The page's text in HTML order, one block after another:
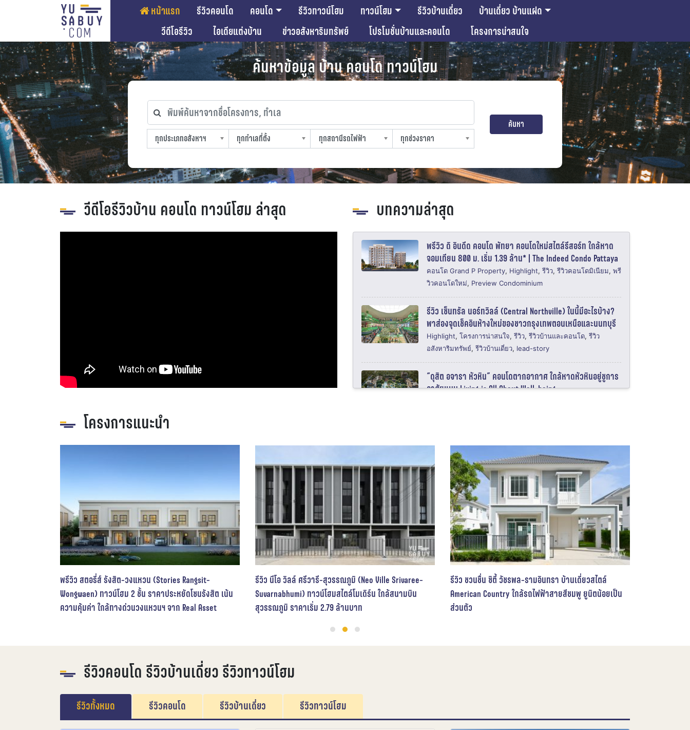
หน้าแรก รีวิวคอนโด คอนโด รีวิวทาวน์โฮม ทาวน์โฮม รีวิวบ้านเดี่ยว
บ้านเดี่ยว บ้านแฝด
วีดีโอรีวิว
ไอเดียแต่งบ้าน ข่าวอสังหาริมทรัพย์ โปรโมชั่นบ้านและคอนโด โครงการน่าสนใจ
ค้นหาข้อมูล บ้าน คอนโด ทาวน์โฮม
พิมพ์ค้นหาจากชื่อโครงการ, ทำเล
ทุกประเภทอสังหาฯ
ทุกประเภทอสังหาฯ
ทุกทำเลที่ตั้ง
ทุกทำเลที่ตั้ง
ทุกสถานีรถไฟฟ้า
ทุกสถานีรถไฟฟ้า
ทุกช่วงราคา
ทุกช่วงราคา
ค้นหา
วีดีโอรีวิวบ้าน คอนโด ทาวน์โฮม ล่าสุด บทความล่าสุด
พรีวิว ดิ อินดีด คอนโด พัทยา คอนโดใหม่สไตล์รีสอร์ท ใกล้หาด
จอมเทียน 800 ม. เริ่ม 1.39 ล้าน* | The Indeed Condo Pattaya
คอนโด Grand P Property, Highlight, รีวิว, รีวิวคอนโดมิเนียม, พรี
วิวคอนโดใหม่, Preview Condominium
รีวิว เซ็นทรัล นอร์ทวิลล์ (Central Northville) ในนี้มีอะไรบ้าง?
พาส่องจุดเช็คอินห้างใหม่ของชาวกรุงเทพตอนเหนือและนนทบุรี
Highlight, โครงการน่าสนใจ, รีวิว, รีวิวบ้านและคอนโด, รีวิว
อสังหาริมทรัพย์, รีวิวบ้านเดี่ยว, lead-story
“ดุสิต อจารา หัวหิน” คอนโดตากอากาศ ใกล้หาดหัวหินอยู่ชูการ
อาศัยแบบ Living is All About Well-being
สามย่าน ประมาณ 15 นาที* เริ่ม 1.75 ล้าน* | The President
Sathorn-Phetkasem
Highlight,รีวิว,รีวิวบ้านและคอนโด,รีวิวคอนโดมิเนียม ,Review
Condominium
พรีวิว เวย์ ชินเขต คอนโดพร้อมอยู่ใหม่จากแสนสิริ แต่งครบ ใกล้
The mall Lifestore งามวงศ์วาน ในงบ 1.59 ล้าน* | VAY
Chinnakhet
Highlight,รีวิว,พรีวิวคอนโดใหม่,Preview Condominium,คอน
โครงการแนะนำ
รีวิว นีโอ วิลล์ ศรีวารี-สุวรรณภูมิ (Neo Ville Srivaree-
Suvarnabhumi) ทาวน์โฮมสไตล์โมเดิร์น ใกล้สนามบิน
สุวรรณภูมิ ราคาเริ่ม 2.79 ล้านบาท
รีวิว ชวนชื่น ซิตี้ วัชรพล-รามอินทรา บ้านเดี่ยวสไตล์
American Country ใกล้รถไฟฟ้าสายสีชมพู ยูนิตน้อยเป็น
ส่วนตัว
รีวิว Bless Residence Ekkamai (เบลส เรสสิเดนซ์ เอกมัย)
คอนโด Low rise พร้อมอยู่ ในซอยเอกมัย 22 ใกล้โรงเรียน
นานาชาติ
รีวิวคอนโด รีวิวบ้านเดี่ยว รีวิวทาวน์โฮม
รีวิวทั้งหมด รีวิวคอนโด รีวิวบ้านเดี่ยว รีวิวทาวน์โฮม